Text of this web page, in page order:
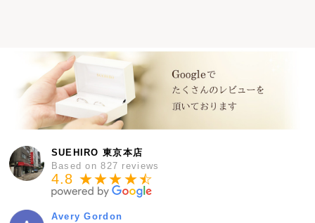
SUEHIRO 東京本店
Based on 827 reviews
4.8 ★★★★★
☆
Avery Gordon